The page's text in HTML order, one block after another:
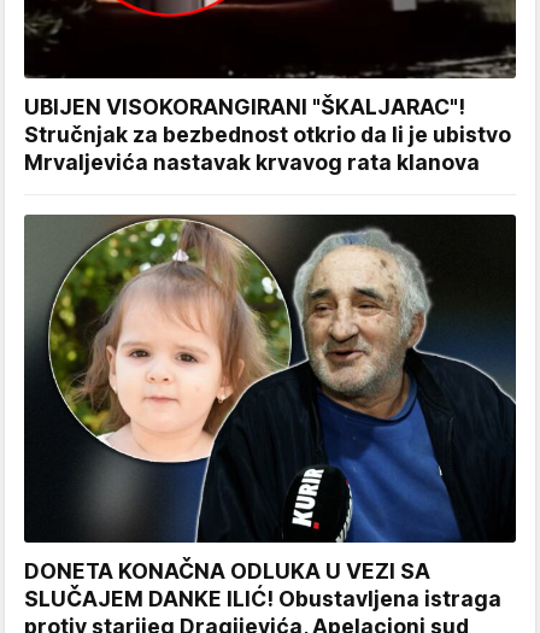
UBIJEN VISOKORANGIRANI "ŠKALJARAC"!
Stručnjak za bezbednost otkrio da li je ubistvo
Mrvaljevića nastavak krvavog rata klanova
DONETA KONAČNA ODLUKA U VEZI SA
SLUČAJEM DANKE ILIĆ! Obustavljena istraga
protiv starijeg Dragijevića, Apelacioni sud